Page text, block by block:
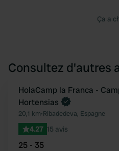
Ça a
Consultez d'autres
Reserve maintenant
HolaCamp la Franca -
Hortensias
20,1 km•Ribadedeva, Espagne
4.27 15 avis
25 - 35